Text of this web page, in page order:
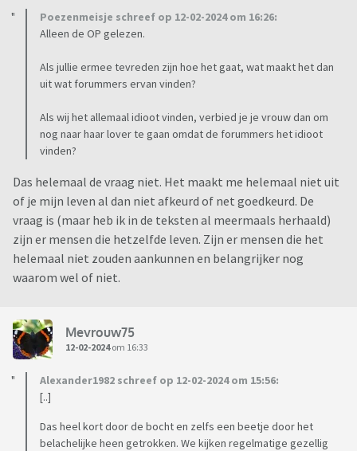
Poezenmeisje schreef op 12-02-2024 om 16:26:
Alleen de OP gelezen.
Als jullie ermee tevreden zijn hoe het gaat, wat maakt het dan
uit wat forummers ervan vinden?
Als wij het allemaal idioot vinden, verbied je je vrouw dan om
nog naar haar lover te gaan omdat de forummers het idioot
vinden?
Das helemaal de vraag niet. Het maakt me helemaal niet uit
of je mijn leven al dan niet afkeurd of net goedkeurd. De
vraag is (maar heb ik in de teksten al meermaals herhaald)
zijn er mensen die hetzelfde leven. Zijn er mensen die het
helemaal niet zouden aankunnen en belangrijker nog
waarom wel of niet.
Mevrouw75
12-02-2024om 16:33
Alexander1982 schreef op 12-02-2024 om 15:56:
[..]
Das heel kort door de bocht en zelfs een beetje door het
belachelijke heen getrokken. We kijken regelmatige gezellig